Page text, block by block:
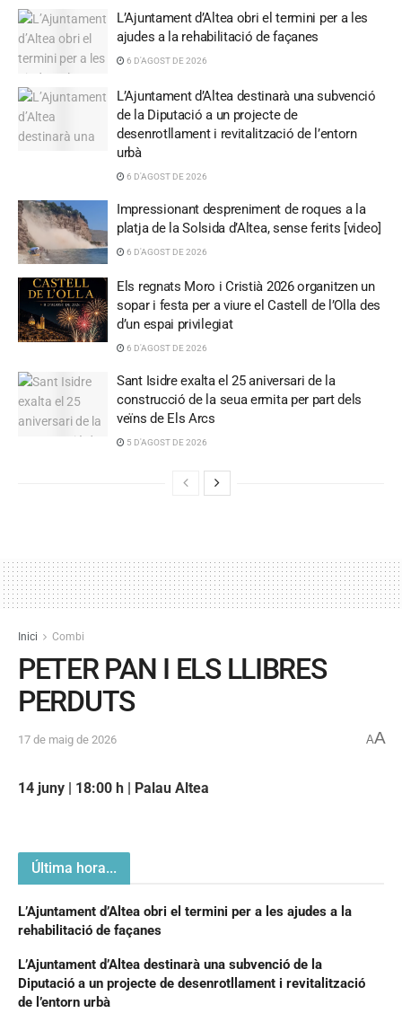
L’Ajuntament d’Altea obri el termini per a les
ajudes a la rehabilitació de façanes
6 D'AGOST DE 2026
L’Ajuntament d’Altea destinarà una subvenció
de la Diputació a un projecte de
desenrotllament i revitalització de l’entorn
urbà
6 D'AGOST DE 2026
Impressionant despreniment de roques a la
platja de la Solsida d’Altea, sense ferits [video]
6 D'AGOST DE 2026
Els regnats Moro i Cristià 2026 organitzen un
sopar i festa per a viure el Castell de l’Olla des
d’un espai privilegiat
6 D'AGOST DE 2026
Sant Isidre exalta el 25 aniversari de la
construcció de la seua ermita per part dels
veïns de Els Arcs
5 D'AGOST DE 2026
Inici Combi
PETER PAN I ELS LLIBRES
PERDUTS
17 de maig de 2026 AA
14 juny | 18:00 h | Palau Altea
Última hora...
L’Ajuntament d’Altea obri el termini per a les ajudes a la
rehabilitació de façanes
L’Ajuntament d’Altea destinarà una subvenció de la
Diputació a un projecte de desenrotllament i revitalització
de l’entorn urbà